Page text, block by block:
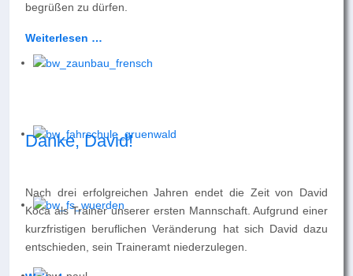
begrüßen zu dürfen.
Weiterlesen …
Danke, David!
Nach drei erfolgreichen Jahren endet die Zeit von David
Koca als Trainer unserer ersten Mannschaft. Aufgrund einer
kurzfristigen beruflichen Veränderung hat sich David dazu
entschieden, sein Traineramt niederzulegen.